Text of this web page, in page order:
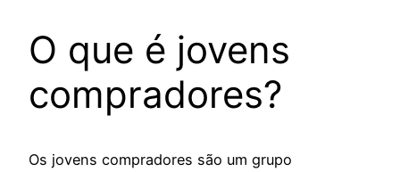
O que é jovens
compradores?
Os jovens compradores são um grupo